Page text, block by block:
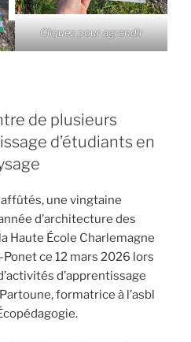
Cliquez pour agrandir
de plusieurs
d’étudiants en
une vingtaine
d’architecture des
Haute École Charlemagne
ce 12 mars 2026 lors
d’apprentissage
formatrice à l’asbl